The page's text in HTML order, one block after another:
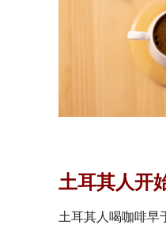
土耳其人开
土耳其人喝咖啡早